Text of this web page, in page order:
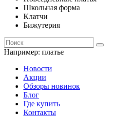
Школьная форма
Клатчи
Бижутерия
Например: платье
Новости
Акции
Обзоры новинок
Блог
Где купить
Контакты